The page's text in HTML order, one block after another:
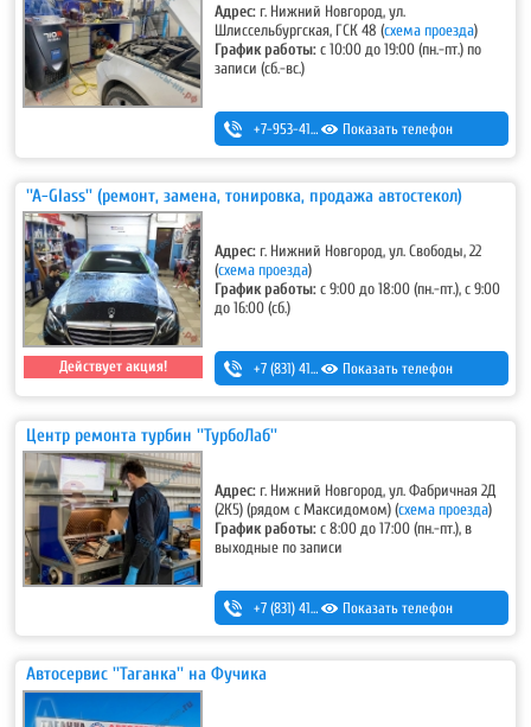
Адрес: г. Нижний Новгород, ул.
Шлиссельбургская, ГСК 48 (схема проезда)
График работы:с 10:00 до 19:00 (пн.-пт.) по
записи (сб.-вс.)
+7-953-415-03-10 Показать телефон
''A-Glass'' (ремонт, замена, тонировка, продажа автостекол)
Действует акция!
Адрес: г. Нижний Новгород, ул. Свободы, 22
(схема проезда)
График работы:с 9:00 до 18:00 (пн.-пт.), с 9:00
до 16:00 (сб.)
+7 (831) 413-48-54 ,+7-920-253-48-54
Показать телефон
Центр ремонта турбин ''ТурбоЛаб''
Адрес: г. Нижний Новгород, ул. Фабричная 2Д
(2К5)(рядом с Максидомом) (схема проезда)
График работы:с 8:00 до 17:00 (пн.-пт.), в
выходные по записи
+7 (831) 410-54-20 ,+7 (930) 276-66-03
+7 (831) 215-30-70
Показать телефон
Автосервис ''Таганка'' на Фучика